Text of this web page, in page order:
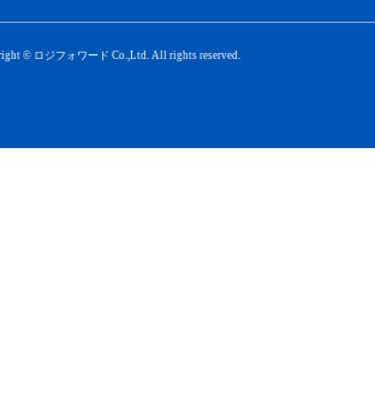
© ロジフォワード Co.,Ltd. All rights reserved.